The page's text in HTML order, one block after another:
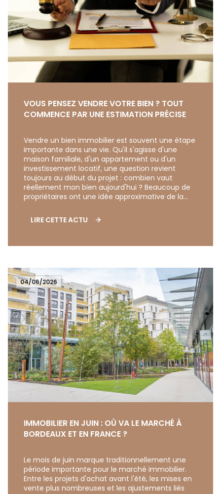
VOUS PENSEZ VENDRE VOTRE BIEN ? TOUT
COMMENCE PAR UNE ESTIMATION PRÉCISE
Vendre un bien immobilier est souvent une étape
importante dans une vie. Qu'il s'agisse d'une
maison familiale, d'un appartement ou d'un
investissement locatif, une question revient
toujours au début du projet : combien vaut
réellement mon bien aujourd'hui ? Beaucoup de
propriétaires ont une idée approximative de la
les prix affichés sur internet, d'autres sur une
vente réalisée dans le voisinage ou sur les
Pourtant, la réalité est souvent plus complexe.
LIRE CETTE ACTU
04/06/2026
IMMOBILIER EN JUIN : OÙ VA LE MARCHÉ À
BORDEAUX ET EN FRANCE ?
Le mois de juin marque traditionnellement une
période importante pour le marché immobilier.
Entre les projets d'achat avant l'été, les mises en
vente plus nombreuses et les ajustements liés